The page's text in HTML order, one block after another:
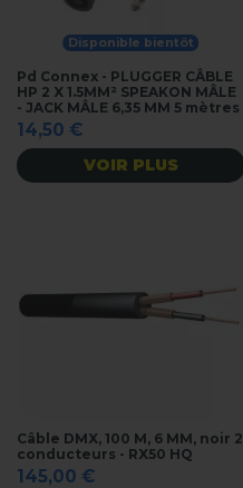
Disponible bientôt
Pd Connex - PLUGGER CÂBLE
HP 2 X 1.5MM² SPEAKON MÂLE
- JACK MÂLE 6,35 MM 5 mètres
14,50 €
VOIR PLUS
Câble DMX, 100 M, 6 MM, noir 2
conducteurs - RX50 HQ
145,00 €